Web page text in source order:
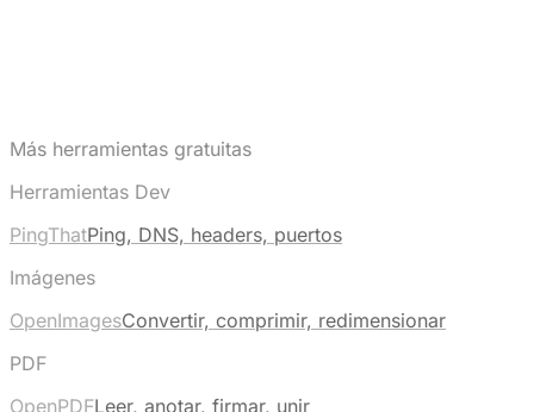
Más herramientas gratuitas
Herramientas Dev
PingThatPing, DNS, headers, puertos
Imágenes
OpenImagesConvertir, comprimir, redimensionar
PDF
OpenPDFLeer, anotar, firmar, unir